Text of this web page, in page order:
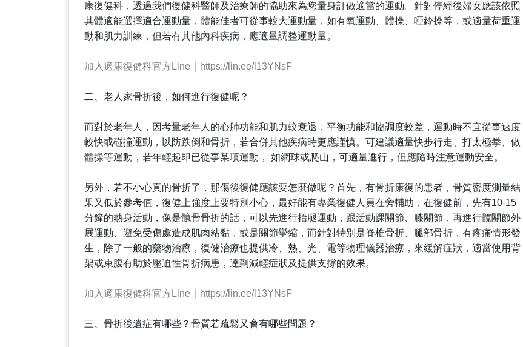
康復健科，透過我們復健科醫師及治療師的協助來為您量身訂做適當的運動。針對停經後婦女應該依照
其體適能選擇適合運動量，體能佳者可從事較大運動量，如有氧運動、體操、啞鈴操等，或適量荷重運
動和肌力訓練，但若有其他內科疾病，應適量調整運動量。
加入適康復健科官方Line｜https://lin.ee/l13YNsF
二、老人家骨折後，如何進行復健呢？
而對於老年人，因考量老年人的心肺功能和肌力較衰退，平衡功能和協調度較差，運動時不宜從事速度
較快或碰撞運動，以防跌倒和骨折，若合併其他疾病時更應謹慎。可建議適量快步行走、打太極拳、做
體操等運動，若年輕起即已從事某項運動， 如網球或爬山，可適量進行，但應隨時注意運動安全。
另外，若不小心真的骨折了，那傷後復健應該要怎麼做呢？首先，有骨折康復的患者，骨質密度測量結
果又低於參考值，復健上強度上要特別小心，最好能有專業復健人員在旁輔助，在復健前，先有10-15
分鐘的熱身活動，像是髖骨骨折的話，可以先進行抬腿運動，跟活動踝關節、膝關節，再進行髖關節外
展運動、避免受傷處造成肌肉粘黏，或是關節攣縮，而針對特別是脊椎骨折、腿部骨折，有疼痛情形發
生，除了一般的藥物治療，復健治療也提供冷、熱、光、電等物理儀器治療，來緩解症狀，適當使用背
架或束腹有助於壓迫性骨折病患，達到減輕症狀及提供支撐的效果。
加入適康復健科官方Line｜https://lin.ee/l13YNsF
三、骨折後遺症有哪些？骨質若疏鬆又會有哪些問題？